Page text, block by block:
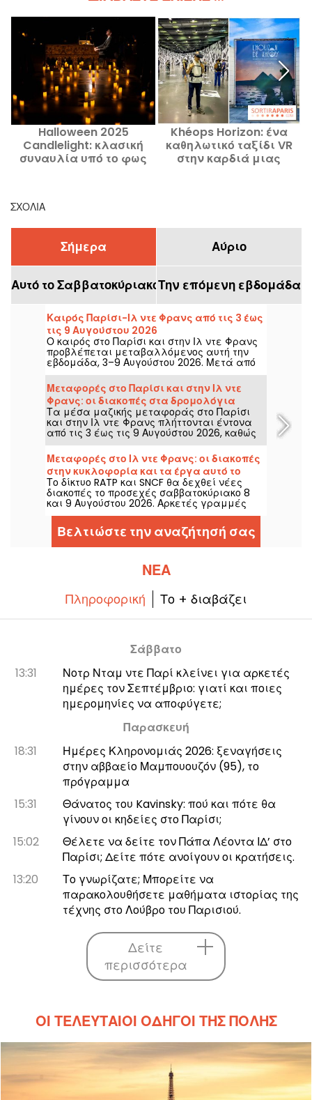
Halloween 2025
Candlelight: κλασική
συναυλία υπό το φως
Khéops Horizon: ένα
καθηλωτικό ταξίδι VR
στην καρδιά μιας
ΣΧΌΛΙΑ
Σήμερα Αύριο
Αυτό το ΣαββατοκύριακοΤην επόμενη εβδομάδα
Καιρός Παρίσι-Ιλ ντε Φρανς από τις 3 έως
τις 9 Αυγούστου 2026
Ο καιρός στο Παρίσι και στην Ιλ ντε Φρανς
προβλέπεται μεταβαλλόμενος αυτή την
εβδομάδα, 3–9 Αυγούστου 2026. Μετά από
μια καυτή Δευτέρα με αυξημένο κίνδυνο
καταιγίδων, οι θερμοκρασίες θα πέσουν
σταδιακά, πριν επιστρέψει ένα πιο ζεστό
και ηλιόλουστο σκηνικό για το
Σαββατοκύριακο.
Μεταφορές στο Παρίσι και στην Ιλ ντε
Φρανς: οι διακοπές στα δρομολόγια
Μετρό και RER από την 3η έως την 9η
Αυγούστου 2026
Τα μέσα μαζικής μεταφοράς στο Παρίσι
και στην Ιλ ντε Φρανς πλήττονται έντονα
από τις 3 έως τις 9 Αυγούστου 2026, καθώς
τα μεγάλα θερινά έργα επηρεάζουν
σοβαρά ορισμένες γραμμές, σύμφωνα με
τη RATP και τη SNCF.
Μεταφορές στο Ιλ ντε Φρανς: οι διακοπές
στην κυκλοφορία και τα έργα αυτό το
σαββατοκύριακο 8 και 9 Αυγούστου 2026
Το δίκτυο RATP και SNCF θα δεχθεί νέες
διακοπές το προσεχές σαββατοκύριακο 8
και 9 Αυγούστου 2026. Αρκετές γραμμές
RER, Transilien και μετρό επηρεάζονται από
εργασίες και διακοπές, σας τα λέμε όλα
ώστε να διευκολύνουμε τον
προγραμματισμό των μετακινήσεών σας.
Βελτιώστε την αναζήτησή σας
ΝΈΑ
Πληροφορική Το + διαβάζει
Σάββατο
13:31
Νοτρ Νταμ ντε Παρί κλείνει για αρκετές
ημέρες τον Σεπτέμβριο: γιατί και ποιες
ημερομηνίες να αποφύγετε;
Παρασκευή
18:31
Ημέρες Κληρονομιάς 2026: ξεναγήσεις
στην αββαείο Μαμπουουζόν (95), το
πρόγραμμα
15:31
Θάνατος του Kavinsky: πού και πότε θα
γίνουν οι κηδείες στο Παρίσι;
15:02
Θέλετε να δείτε τον Πάπα Λέοντα ΙΔ’ στο
Παρίσι; Δείτε πότε ανοίγουν οι κρατήσεις.
13:20
Το γνωρίζατε; Μπορείτε να
παρακολουθήσετε μαθήματα ιστορίας της
τέχνης στο Λούβρο του Παρισιού.
Δείτε
περισσότερα
ΟΙ ΤΕΛΕΥΤΑΊΟΙ ΟΔΗΓΟΊ ΤΗΣ ΠΌΛΗΣ